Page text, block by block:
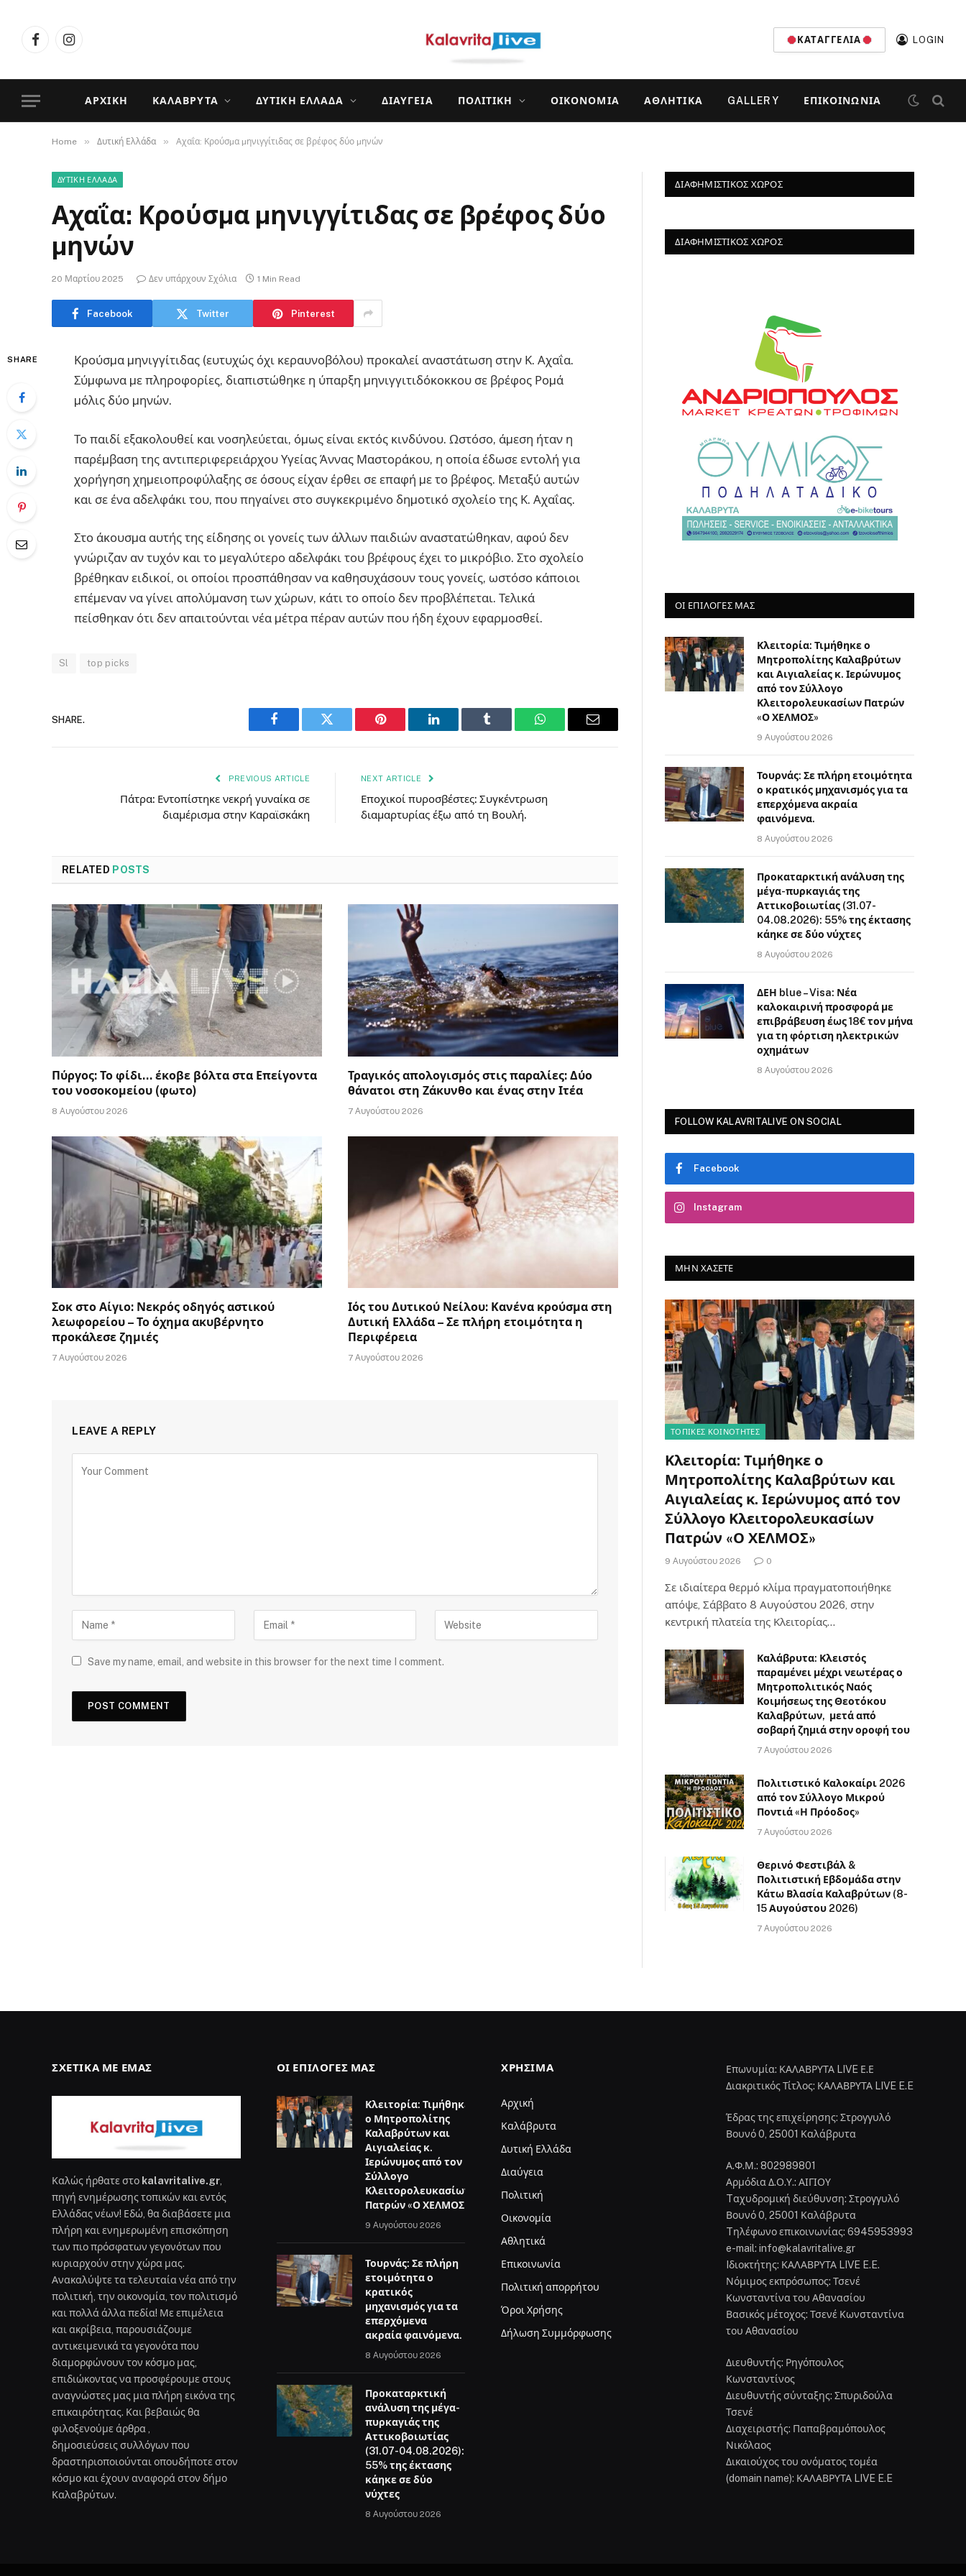
FacebookInstagram
ΚΑΤΑΓΓΕΛΊΑ LOGIN
ΑΡΧΙΚΉ ΚΑΛΆΒΡΥΤΑ ΔΥΤΙΚΉ ΕΛΛΆΔΑ ΔΙΑΎΓΕΙΑ ΠΟΛΙΤΙΚΉ ΟΙΚΟΝΟΜΊΑ ΑΘΛΗΤΙΚΆ GALLERY ΕΠΙΚΟΙΝΩΝΊΑ
Home » Δυτική Ελλάδα » Αχαΐα: Κρούσµα µηνιγγίτιδας σε βρέφος δύο µηνών
ΔΥΤΙΚΉ ΕΛΛΆΔΑ
Αχαΐα: Κρούσµα µηνιγγίτιδας σε βρέφος δύο
µηνών
20 Μαρτίου 2025 Δεν υπάρχουν Σχόλια 1 Min Read
Facebook Twitter Pinterest
SHARE
Κρούσµα µηνιγγίτιδας (ευτυχώς όχι κεραυνοβόλου) προκαλεί αναστάτωση στην Κ. Αχαΐα.
Σύµφωνα µε πληροφορίες, διαπιστώθηκε η ύπαρξη µηνιγγιτιδόκοκκου σε βρέφος Ροµά
µόλις δύο µηνών.
Το παιδί εξακολουθεί και νοσηλεύεται, όµως είναι εκτός κινδύνου. Ωστόσο, άµεση ήταν η
παρέµβαση της αντιπεριφερειάρχου Υγείας Άννας Μαστοράκου, η οποία έδωσε εντολή για
χορήγηση χηµειοπροφύλαξης σε όσους είχαν έρθει σε επαφή µε το βρέφος. Μεταξύ αυτών
και σε ένα αδελφάκι του, που πηγαίνει στο συγκεκριµένο δηµοτικό σχολείο της Κ. Αχαΐας.
Στο άκουσµα αυτής της είδησης οι γονείς των άλλων παιδιών αναστατώθηκαν, αφού δεν
γνώριζαν αν τυχόν και το µεγαλύτερο αδελφάκι του βρέφους έχει το µικρόβιο. Στο σχολείο
βρέθηκαν ειδικοί, οι οποίοι προσπάθησαν να καθησυχάσουν τους γονείς, ωστόσο κάποιοι
επέµεναν να γίνει απολύµανση των χώρων, κάτι το οποίο δεν προβλέπεται. Τελικά
πείσθηκαν ότι δεν απαιτούνται νέα µέτρα πέραν αυτών που ήδη έχουν εφαρµοσθεί.
Sl top picks
SHARE.
Facebook Twitter Pinterest LinkedIn Tumblr WhatsAppEmail
PREVIOUS ARTICLE
Πάτρα: Εντοπίστηκε νεκρή γυναίκα σε
διαμέρισμα στην Καραϊσκάκη
NEXT ARTICLE
Εποχικοί πυροσβέστες: Συγκέντρωση
διαμαρτυρίας έξω από τη Βουλή.
RELATED POSTS
Πύργος: Το φίδι… έκοβε βόλτα στα Επείγοντα
του νοσοκομείου (φωτο)
8 Αυγούστου 2026
Τραγικός απολογισμός στις παραλίες: Δύο
θάνατοι στη Ζάκυνθο και ένας στην Ιτέα
7 Αυγούστου 2026
Σοκ στο Αίγιο: Νεκρός οδηγός αστικού
λεωφορείου – Το όχημα ακυβέρνητο
προκάλεσε ζημιές
7 Αυγούστου 2026
Ιός του Δυτικού Νείλου: Κανένα κρούσμα στη
Δυτική Ελλάδα – Σε πλήρη ετοιμότητα η
Περιφέρεια
7 Αυγούστου 2026
LEAVE A REPLY
Save my name, email, and website in this browser for the next time I comment.
ΔΙΑΦΗΜΙΣΤΙΚΌΣ ΧΏΡΟΣ
ΔΙΑΦΗΜΙΣΤΙΚΌΣ ΧΏΡΟΣ
ΟΙ ΕΠΙΛΟΓΈΣ ΜΑΣ
Κλειτορία: Τιμήθηκε ο
Μητροπολίτης Καλαβρύτων
και Αιγιαλείας κ. Ιερώνυμος
από τον Σύλλογο
Κλειτορολευκασίων Πατρών
«Ο ΧΕΛΜΟΣ»
9 Αυγούστου 2026
Τουρνάς: Σε πλήρη ετοιμότητα
ο κρατικός μηχανισμός για τα
επερχόμενα ακραία
φαινόμενα.
8 Αυγούστου 2026
Προκαταρκτική ανάλυση της
μέγα-πυρκαγιάς της
Αττικοβοιωτίας (31.07-
04.08.2026): 55% της έκτασης
κάηκε σε δύο νύχτες
8 Αυγούστου 2026
ΔΕΗ blue – Visa: Νέα
καλοκαιρινή προσφορά με
επιβράβευση έως 18€ τον μήνα
για τη φόρτιση ηλεκτρικών
οχημάτων
8 Αυγούστου 2026
FOLLOW KALAVRITALIVE ON SOCIAL
Facebook
Instagram
ΜΗΝ ΧΆΣΕΤΕ
ΤΟΠΙΚΈΣ ΚΟΙΝΌΤΗΤΕΣ
Κλειτορία: Τιμήθηκε ο
Μητροπολίτης Καλαβρύτων και
Αιγιαλείας κ. Ιερώνυμος από τον
Σύλλογο Κλειτορολευκασίων
Πατρών «Ο ΧΕΛΜΟΣ»
9 Αυγούστου 2026 0
Σε ιδιαίτερα θερμό κλίμα πραγματοποιήθηκε
απόψε, Σάββατο 8 Αυγούστου 2026, στην
κεντρική πλατεία της Κλειτορίας…
Καλάβρυτα: Κλειστός
παραμένει μέχρι νεωτέρας ο
Μητροπολιτικός Ναός
Κοιμήσεως της Θεοτόκου
Καλαβρύτων, μετά από
σοβαρή ζημιά στην οροφή του
7 Αυγούστου 2026
Πολιτιστικό Καλοκαίρι 2026
από τον Σύλλογο Μικρού
Ποντιά «Η Πρόοδος»
7 Αυγούστου 2026
Θερινό Φεστιβάλ &
Πολιτιστική Εβδομάδα στην
Κάτω Βλασία Καλαβρύτων (8-
15 Αυγούστου 2026)
7 Αυγούστου 2026
ΣΧΕΤΙΚΆ ΜΕ ΕΜΆΣ
Καλώς ήρθατε στο kalavritalive.gr
πηγή ενημέρωσης τοπικών και εντός
Ελλάδας νέων! Εδώ, θα διαβάσετε μια
πλήρη και ενημερωμένη επισκόπηση
των πιο πρόσφατων γεγονότων που
κυριαρχούν στην χώρα μας.
Ανακαλύψτε τα τελευταία νέα από την
πολιτική, την οικονομία, τον πολιτισμό
και πολλά άλλα πεδία! Με επιμέλεια
και ακρίβεια, παρουσιάζουμε
αντικειμενικά τα γεγονότα που
διαμορφώνουν τον κόσμο μας,
επιδιώκοντας να προσφέρουμε στους
αναγνώστες μας μια πλήρη εικόνα της
επικαιρότητας. Και βεβαιώς θα
φιλοξενούμε άρθρα ,
δημοσιεύσεις συλλόγων που
δραστηριοποιούνται οπουδήποτε στον
κόσμο και έχουν αναφορά στον δήμο
Καλαβρύτων.
ΟΙ ΕΠΙΛΟΓΈΣ ΜΑΣ
Κλειτορία: Τιμήθηκε
ο Μητροπολίτης
Καλαβρύτων και
Αιγιαλείας κ.
Ιερώνυμος από τον
Σύλλογο
Κλειτορολευκασίων
Πατρών «Ο ΧΕΛΜΟΣ»
9 Αυγούστου 2026
Τουρνάς: Σε πλήρη
ετοιμότητα ο
κρατικός
μηχανισμός για τα
επερχόμενα
ακραία φαινόμενα.
8 Αυγούστου 2026
Προκαταρκτική
ανάλυση της μέγα-
πυρκαγιάς της
Αττικοβοιωτίας
(31.07-04.08.2026):
55% της έκτασης
κάηκε σε δύο
νύχτες
8 Αυγούστου 2026
ΧΡΉΣΙΜΑ
Αρχική
Καλάβρυτα
Δυτική Ελλάδα
Διαύγεια
Πολιτική
Οικονομία
Αθλητικά
Επικοινωνία
Πολιτική απορρήτου
Όροι Χρήσης
Δήλωση Συμμόρφωσης
Επωνυμία: ΚΑΛΑΒΡΥΤΑ LIVE Ε.Ε
Διακριτικός Τίτλος: ΚΑΛΑΒΡΥΤΑ LIVE E.E
Έδρας της επιχείρησης: Στρογγυλό
Βουνό 0, 25001 Καλάβρυτα
Α.Φ.Μ.: 802989801
Αρμόδια Δ.Ο.Υ.: ΑΙΓΙΟΥ
Tαχυδρομική διεύθυνση: Στρογγυλό
Βουνό 0, 25001 Καλάβρυτα
Tηλέφωνο επικοινωνίας: 6945953993
e-mail: info@kalavritalive.gr
Iδιοκτήτης: ΚΑΛΑΒΡΥΤΑ LIVE E.E.
Νόμιμος εκπρόσωπος: Τσενέ
Κωνσταντίνα του Αθανασίου
Βασικός μέτοχος: Τσενέ Κωνσταντίνα
του Αθανασίου
Διευθυντής: Ρηγόπουλος
Κωνσταντίνος
Διευθυντής σύνταξης: Σπυριδούλα
Τσενέ
Διαχειριστής: Παπαβραμόπουλος
Νικόλαος
Δικαιούχος του ονόματος τομέα
(domain name): ΚΑΛΑΒΡΥΤΑ LIVE E.E